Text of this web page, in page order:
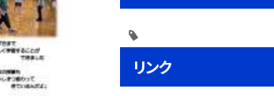
リンク